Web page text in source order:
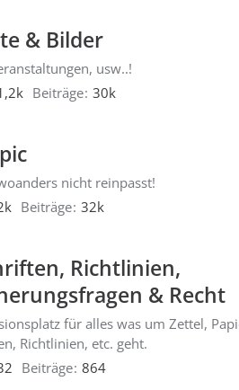
& Bilder
usw..!
Beiträge 30k
nicht reinpasst!
Beiträge 32k
Richtlinien,
& Recht
für alles was um Zettel,
Richtlinien, etc. geht.
Beiträge 864